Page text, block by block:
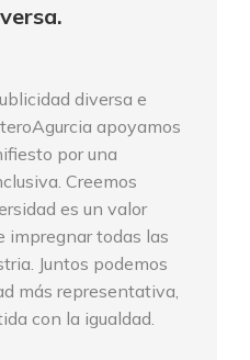
diversa e
apoyamos
por una
Creemos
es un valor
impregnar todas las
Juntos podemos
más representativa,
con la igualdad.